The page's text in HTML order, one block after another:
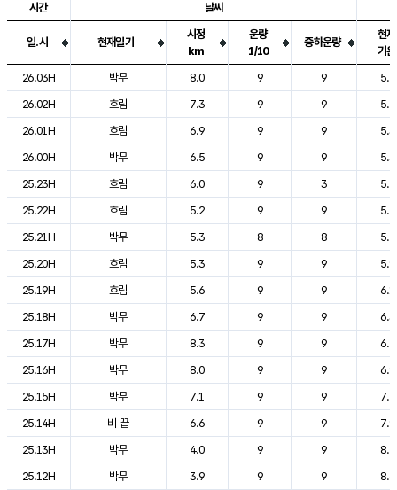
도시별 기상실황표로 지점, 날씨, 기온, 강수, 바람, 기압등을 안내한 표입
시간 날씨
일.시 현재일기
시정
km
운량
1/10
중하운량
현재
기온
26.03H
박무 8.0 9 9
5.2
26.02H
흐림 7.3 9 9
5.2
26.01H
흐림 6.9 9 9
5.3
26.00H
박무 6.5 9 9
5.3
25.23H
흐림 6.0 9 3
5.4
25.22H
흐림 5.2 9 9
5.7
25.21H
박무 5.3 8 8
5.7
25.20H
흐림 5.3 9 9
5.9
25.19H
흐림 5.6 9 9
6.1
25.18H
박무 6.7 9 9
6.3
25.17H
박무 8.3 9 9
6.5
25.16H
박무 8.0 9 9
6.9
25.15H
박무 7.1 9 9
7.4
25.14H
비 끝 6.6 9 9
7.9
25.13H
박무 4.0 9 9
8.5
25.12H
박무 3.9 9 9
8.6